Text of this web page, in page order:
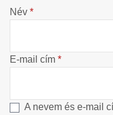
Név *
E-mail cím *
A nevem és e-mail